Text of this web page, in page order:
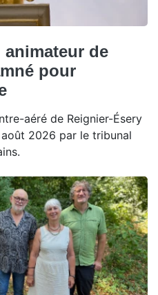
animateur de
pour
aéré de Reignier-Ésery
2026 par le tribunal